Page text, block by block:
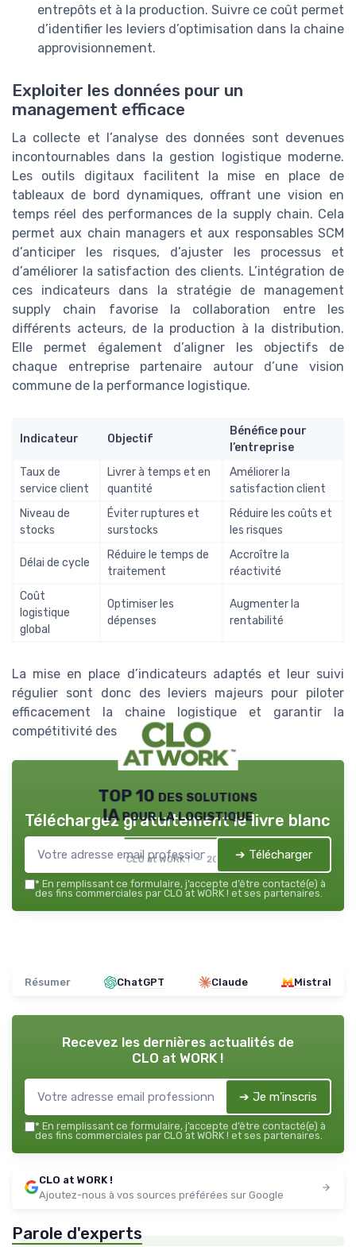
entrepôts et à la production. Suivre ce coût permet
d’identifier les leviers d’optimisation dans la chaine
approvisionnement.
Exploiter les données pour un
management efficace
La collecte et l’analyse des données sont devenues
incontournables dans la gestion logistique moderne.
Les outils digitaux facilitent la mise en place de
tableaux de bord dynamiques, offrant une vision en
temps réel des performances de la supply chain. Cela
permet aux chain managers et aux responsables SCM
d’anticiper les risques, d’ajuster les processus et
d’améliorer la satisfaction des clients. L’intégration de
ces indicateurs dans la stratégie de management
supply chain favorise la collaboration entre les
différents acteurs, de la production à la distribution.
Elle permet également d’aligner les objectifs de
chaque entreprise partenaire autour d’une vision
commune de la performance logistique.
Indicateur Objectif
Bénéfice pour
l’entreprise
Taux de
service client
Livrer à temps et en
quantité
Améliorer la
satisfaction client
Niveau de
stocks
Éviter ruptures et
surstocks
Réduire les coûts et
les risques
Délai de cycle
Réduire le temps de
traitement
Accroître la
réactivité
Coût
logistique
global
Optimiser les
dépenses
Augmenter la
rentabilité
La mise en place d’indicateurs adaptés et leur suivi
régulier sont donc des leviers majeurs pour piloter
efficacement la chaine logistique et garantir la
compétitivité des supply chains.
TOP 10 des solutions
IA pour la logistique
CLO at WORK ! — 2026
Téléchargez gratuitement le livre blanc
➔ Télécharger
* En remplissant ce formulaire, j’accepte d’être contacté(e) à
des fins commerciales par CLO at WORK ! et ses partenaires.
Résumer ChatGPT Claude Mistral
Recevez les dernières actualités de
CLO at WORK !
➔ Je m'inscris
* En remplissant ce formulaire, j’accepte d’être contacté(e) à
des fins commerciales par CLO at WORK ! et ses partenaires.
CLO at WORK !
Ajoutez-nous à vos sources préférées sur Google
Parole d'experts